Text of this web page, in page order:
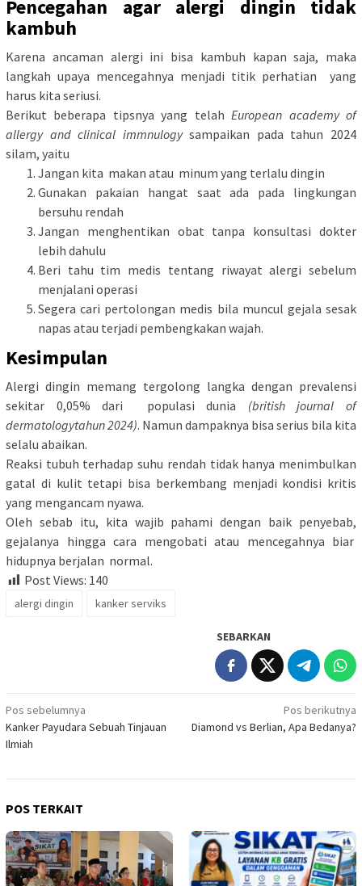
Pencegahan agar alergi dingin tidak
kambuh
Karena ancaman alergi ini bisa kambuh kapan saja, maka
langkah upaya mencegahnya menjadi titik perhatian yang
harus kita seriusi.
Berikut beberapa tipsnya yang telah European academy of
allergy and clinical immnulogysampaikan pada tahun 2024
silam, yaitu
Jangan kita makan atau minum yang terlalu dingin
Gunakan pakaian hangat saat ada pada lingkungan
bersuhu rendah
Jangan menghentikan obat tanpa konsultasi dokter
lebih dahulu
Beri tahu tim medis tentang riwayat alergi sebelum
menjalani operasi
Segera cari pertolongan medis bila muncul gejala sesak
napas atau terjadi pembengkakan wajah.
Kesimpulan
Alergi dingin memang tergolong langka dengan prevalensi
sekitar 0,05% dari populasi dunia (british journal of
dermatologytahun 2024). Namun dampaknya bisa serius bila kita
selalu abaikan.
Reaksi tubuh terhadap suhu rendah tidak hanya menimbulkan
gatal di kulit tetapi bisa berkembang menjadi kondisi kritis
yang mengancam nyawa.
Oleh sebab itu, kita wajib pahami dengan baik penyebab,
gejalanya hingga cara mengobati atau mencegahnya biar
hidupnya berjalan normal.
Post Views: 140
alergi dingin kanker serviks
SEBARKAN
Navigasi
pos
Pos sebelumnya
Kanker Payudara Sebuah Tinjauan
Ilmiah
Pos berikutnya
Diamond vs Berlian, Apa Bedanya?
POS TERKAIT